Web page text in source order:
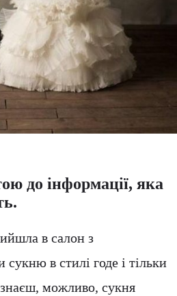
до інформації, яка
в салон з
сукню в стилі годе і тільки
можливо, сукня